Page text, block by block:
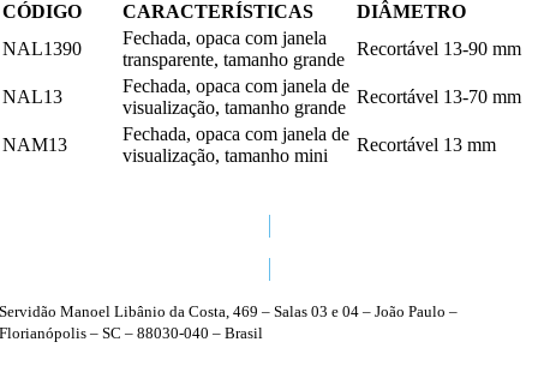
CÓDIGO CARACTERÍSTICAS
DIÂMETRO
NAL1390
Fechada, opaca com janela
transparente, tamanho grande
Recortável 13-90 mm
NAL13
Fechada, opaca com janela de
visualização, tamanho grande
Recortável 13-70 mm
NAM13
Fechada, opaca com janela de
visualização, tamanho mini
Recortável 13 mm
Servidão Manoel Libânio da Costa, 469 – Salas 03 e 04 – João Paulo –
Florianópolis – SC – 88030-040 – Brasil